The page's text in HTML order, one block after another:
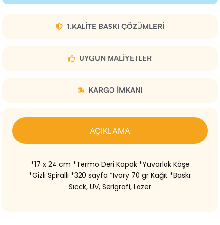
1.KALITE BASKI ÇÖZÜMLERI
UYGUN MALIYETLER
KARGO IMKANI
AÇIKLAMA
*17 x 24 cm *Termo Deri Kapak *Yuvarlak Köşe
*Gizli Spiralli *320 sayfa *Ivory 70 gr Kağıt *Baskı:
Sıcak, UV, Serigrafi, Lazer